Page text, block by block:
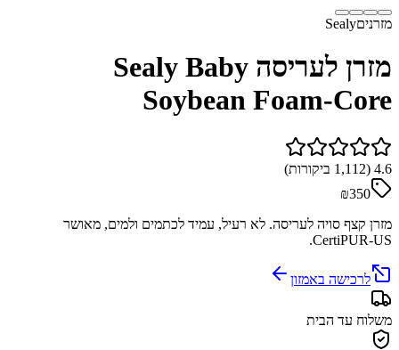
מזרניםSealy
מזרן לעריסה Sealy Baby
Soybean Foam-Core
4.6
(
1,112 ביקורות)
₪350
מזרן קצף סויה לעריסה. לא רעיל, עמיד לכתמים ולמים, מאושר
CertiPUR-US.
לרכישה באמזון
משלוח עד הבית